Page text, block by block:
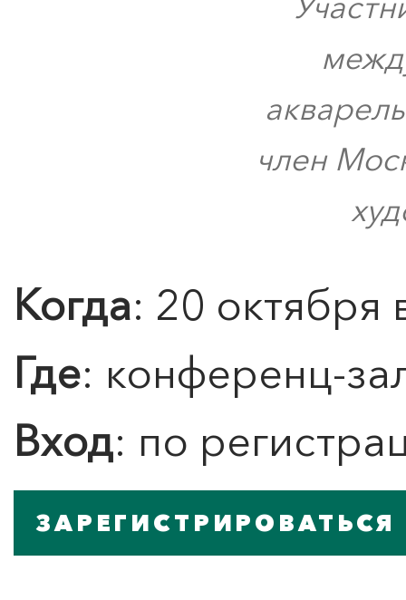
член
Когда: 20 октября
Где: конференц-
Вход: по
ЗАРЕГИСТРИРОВАТЬСЯ